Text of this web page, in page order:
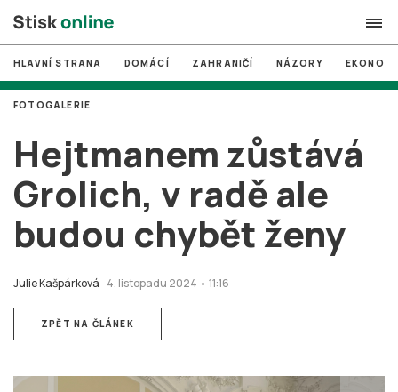
search
# MUNI
# Brno
# volby
login PŘIHLÁSIT SE
Založit nový účet
HLAVNÍ STRANA DOMÁCÍ ZAHRANIČÍ NÁZORY
Hejtmanem zůstává
Grolich, v radě ale
budou chybět ženy
Julie Kašpárková 4. listopadu 2024 • 11:16
FOTOGALERIE
ZPĚT NA ČLÁNEK